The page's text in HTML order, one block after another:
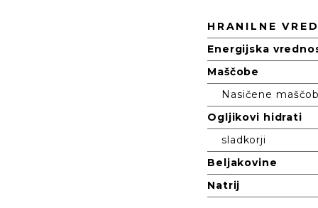
HRANILNE
Energijska
Maščobe
Nasičene
Ogljikovi hidrati
sladkorji
Beljakovine
Natrij